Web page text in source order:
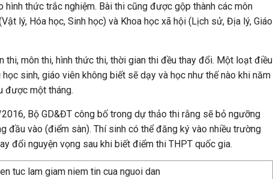
hình thức trắc nghiệm. Bài thi cũng được gộp thành các môn
lý, Hóa học, Sinh học) và Khoa học xã hội (Lịch sử, Địa lý, Giáo
thi, môn thi, hình thức thi, thời gian thi đều thay đổi. Một loạt điều
học sinh, giáo viên không biết sẽ dạy và học như thế nào khi năm
được một tháng.
Bộ GD&ĐT công bố trong dự thảo thi rằng sẽ bỏ ngưỡng
đầu vào (điểm sàn). Thí sinh có thể đăng ký vào nhiều trường
đổi nguyện vọng sau khi biết điểm thi THPT quốc gia.